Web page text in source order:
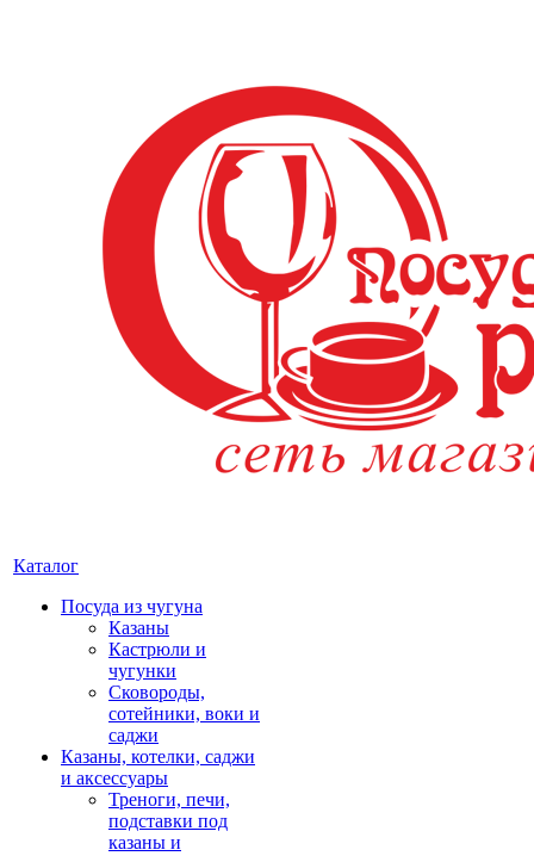
Каталог
Посуда из чугуна
Казаны
Кастрюли и
чугунки
Сковороды,
сотейники, воки и
саджи
Казаны, котелки, саджи
и аксессуары
Треноги, печи,
подставки под
казаны и